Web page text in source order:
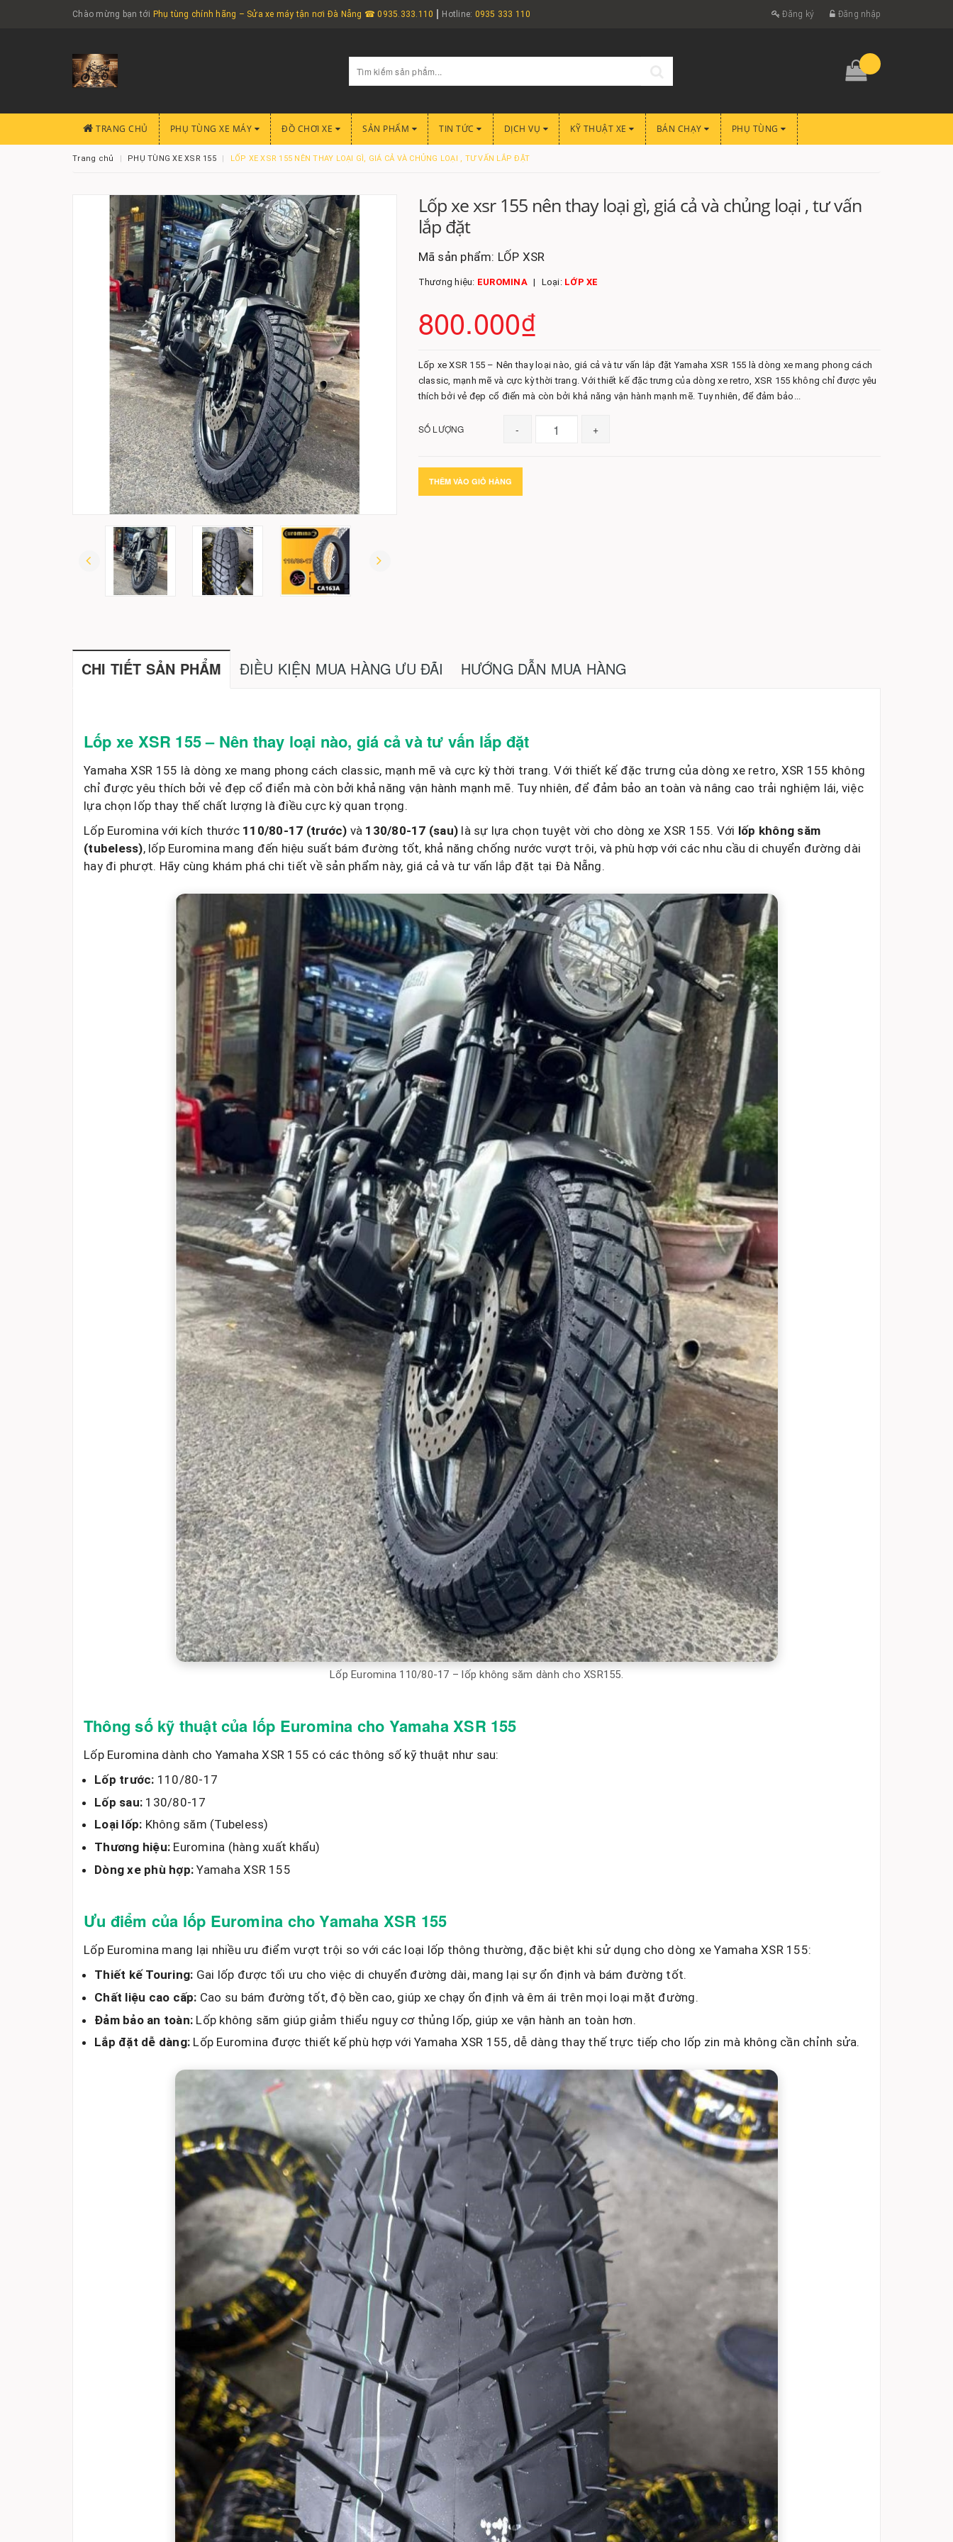
Chào mừng bạn tới Phụ tùng chính hãng – Sửa xe máy tận nơi Đà Nẵng ☎ 0935.333.110 Hotline: 0935 333 110 Đăng ký Đăng nhập
TRANG CHỦ PHỤ TÙNG XE MÁY ĐỒ CHƠI XE SẢN PHẨM TIN TỨC DỊCH VỤ KỸ THUẬT XE BÁN CHẠY PHỤ TÙNG
Trang chủ PHỤ TÙNG XE XSR 155 LỐP XE XSR 155 NÊN THAY LOẠI GÌ, GIÁ CẢ VÀ CHỦNG LOẠI , TƯ VẤN LẮP ĐẶT
Lốp xe xsr 155 nên thay loại gì, giá cả và chủng loại , tư vấn
lắp đặt
Mã sản phẩm: LỐP XSR
Thương hiệu: EUROMINA Loại: LỚP XE
800.000₫
Lốp xe XSR 155 – Nên thay loại nào, giá cả và tư vấn lắp đặt Yamaha XSR 155 là dòng xe mang phong cách
classic, mạnh mẽ và cực kỳ thời trang. Với thiết kế đặc trưng của dòng xe retro, XSR 155 không chỉ được yêu
thích bởi vẻ đẹp cổ điển mà còn bởi khả năng vận hành mạnh mẽ. Tuy nhiên, để đảm bảo...
SỐ LƯỢNG - +
THÊM VÀO GIỎ HÀNG
CHI TIẾT SẢN PHẨM ĐIỀU KIỆN MUA HÀNG ƯU ĐÃI HƯỚNG DẪN MUA HÀNG
Lốp xe XSR 155 – Nên thay loại nào, giá cả và tư vấn lắp đặt
Yamaha XSR 155 là dòng xe mang phong cách classic, mạnh mẽ và cực kỳ thời trang. Với thiết kế đặc trưng của dòng xe retro, XSR 155 không
chỉ được yêu thích bởi vẻ đẹp cổ điển mà còn bởi khả năng vận hành mạnh mẽ. Tuy nhiên, để đảm bảo an toàn và nâng cao trải nghiệm lái, việc
lựa chọn lốp thay thế chất lượng là điều cực kỳ quan trọng.
Lốp Euromina với kích thước 110/80-17 (trước) và 130/80-17 (sau) là sự lựa chọn tuyệt vời cho dòng xe XSR 155. Với lốp không săm
(tubeless), lốp Euromina mang đến hiệu suất bám đường tốt, khả năng chống nước vượt trội, và phù hợp với các nhu cầu di chuyển đường dài
hay đi phượt. Hãy cùng khám phá chi tiết về sản phẩm này, giá cả và tư vấn lắp đặt tại Đà Nẵng.
Lốp Euromina 110/80-17 – lốp không săm dành cho XSR155.
Thông số kỹ thuật của lốp Euromina cho Yamaha XSR 155
Lốp Euromina dành cho Yamaha XSR 155 có các thông số kỹ thuật như sau:
Lốp trước: 110/80-17
Lốp sau: 130/80-17
Loại lốp: Không săm (Tubeless)
Thương hiệu: Euromina (hàng xuất khẩu)
Dòng xe phù hợp: Yamaha XSR 155
Ưu điểm của lốp Euromina cho Yamaha XSR 155
Lốp Euromina mang lại nhiều ưu điểm vượt trội so với các loại lốp thông thường, đặc biệt khi sử dụng cho dòng xe Yamaha XSR 155:
Thiết kế Touring: Gai lốp được tối ưu cho việc di chuyển đường dài, mang lại sự ổn định và bám đường tốt.
Chất liệu cao cấp: Cao su bám đường tốt, độ bền cao, giúp xe chạy ổn định và êm ái trên mọi loại mặt đường.
Đảm bảo an toàn: Lốp không săm giúp giảm thiểu nguy cơ thủng lốp, giúp xe vận hành an toàn hơn.
Lắp đặt dễ dàng: Lốp Euromina được thiết kế phù hợp với Yamaha XSR 155, dễ dàng thay thế trực tiếp cho lốp zin mà không cần chỉnh sửa.